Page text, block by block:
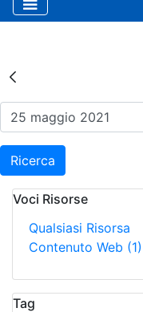
Risultati
Ricerca
Voci Risorse
Qualsiasi Risorsa
Contenuto Web (1)
Tag